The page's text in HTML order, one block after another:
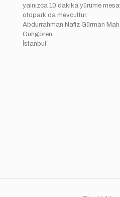
yalnızca 10 dakika yürüme
otopark da mevcuttur.
Abdurrahman Nafiz Gürman
Güngören
İstanbul